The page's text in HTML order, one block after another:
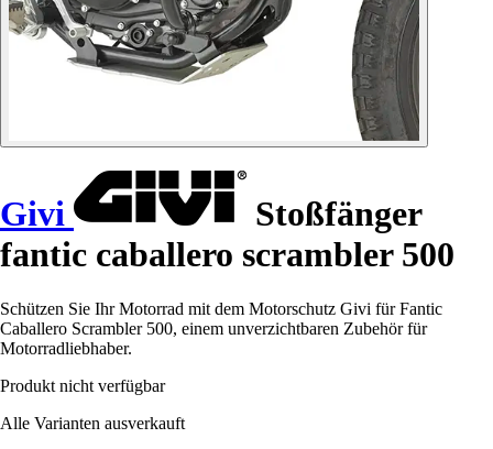
Givi
Stoßfänger
fantic caballero scrambler 500
Schützen Sie Ihr Motorrad mit dem Motorschutz Givi für Fantic
Caballero Scrambler 500, einem unverzichtbaren Zubehör für
Motorradliebhaber.
Produkt nicht verfügbar
Alle Varianten ausverkauft